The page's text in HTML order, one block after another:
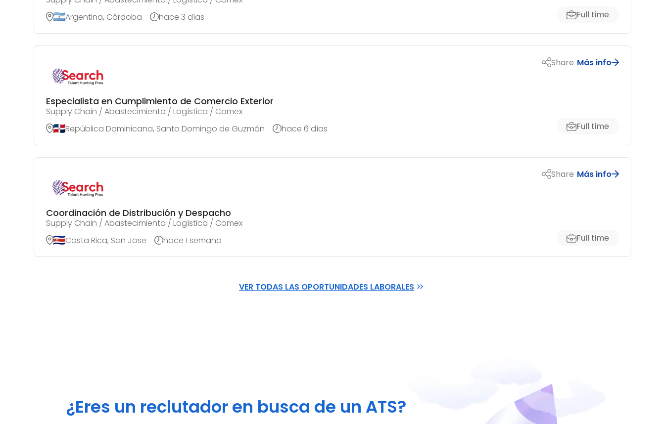
Argentina, Córdoba
hace 3 días Full time
Especialista en Cumplimiento de Comercio Exterior
Supply Chain / Abastecimiento / Logística / Comex
República Dominicana, Santo Domingo de Guzmán
hace 6 días
Share Más info
Full time
Coordinación de Distribución y Despacho
Supply Chain / Abastecimiento / Logística / Comex
Costa Rica, San Jose
hace 1 semana
Share Más info
Full time
VER TODAS LAS OPORTUNIDADES LABORALES
¿Eres un reclutador en busca de un ATS?